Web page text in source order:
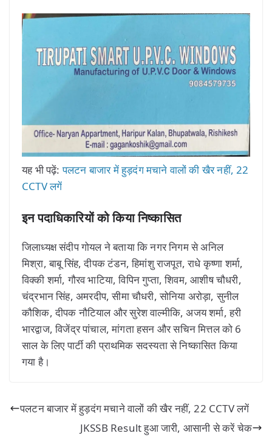
यह भी पढ़ें:पलटन बाजार में हुड़दंग मचाने वालों की खैर नहीं, 22
CCTV लगें
इन पदाधिकारियों को किया निष्कासित
जिलाध्यक्ष संदीप गोयल ने बताया कि नगर निगम से अनिल
मिश्रा, बाबू सिंह, दीपक टंडन, हिमांशु राजपूत, राधे कृष्णा शर्मा,
विक्की शर्मा, गौरव भाटिया, विपिन गुप्ता, शिवम, आशीष चौधरी,
चंद्रभान सिंह, अमरदीप, सीमा चौधरी, सोनिया अरोड़ा, सुनील
कौशिक, दीपक नौटियाल और सुरेश वाल्मीकि, अजय शर्मा, हरी
भारद्वाज, विजेंद्र पांचाल, मांगता हसन और सचिन मित्तल को 6
साल के लिए पार्टी की प्राथमिक सदस्यता से निष्कासित किया
गया है।
पलटन बाजार में हुड़दंग मचाने वालों की खैर नहीं, 22 CCTV लगें
JKSSB Result हुआ जारी, आसानी से करें चेक